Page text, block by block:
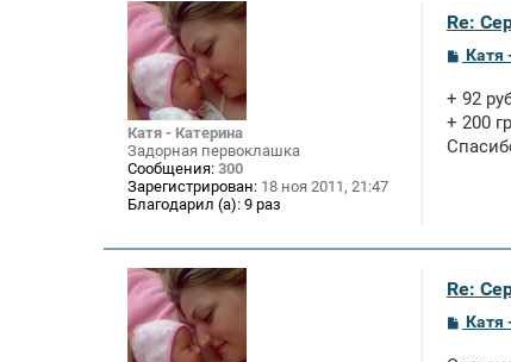
Катя - Катерина
Задорная первоклашка
Сообщения: 300
Зарегистрирован: 18 ноя 2011, 21:47
Благодарил (а): 9 раз
Re:
С
б
щ
н
Катя
+ 92
+ 200
Re:
СКатя